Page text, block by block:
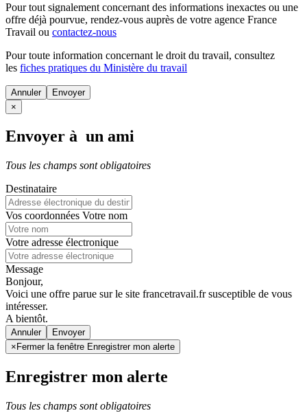
Pour tout signalement concernant des informations inexactes ou une
offre déjà pourvue, rendez-vous auprès de votre agence France
Travail ou contactez-nous
Pour toute information concernant le droit du travail, consultez
les fiches pratiques du Ministère du travail
Annuler
×
Envoyer à un ami
Tous les champs sont obligatoires
Destinataire
Vos coordonnées Votre nom
Votre adresse électronique
Message
Bonjour,
Voici une offre parue sur le site francetravail.fr susceptible de vous
intéresser.
A bientôt.
Annuler
× Fermer la fenêtre Enregistrer mon alerte
Enregistrer mon alerte
Tous les champs sont obligatoires